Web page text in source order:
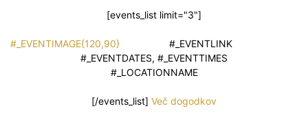
[events_list limit="3"]
#_EVENTIMAGE{120,90}
#_EVENTLINK
#_EVENTDATES, #_EVENTTIMES
#_LOCATIONNAME
[/events_list] Več dogodkov